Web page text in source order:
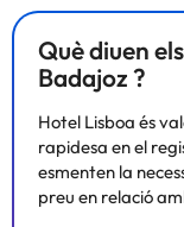
Què diuen
Badajoz ?
Hotel Lisboa és
rapidesa en el
esmenten la
preu en relació